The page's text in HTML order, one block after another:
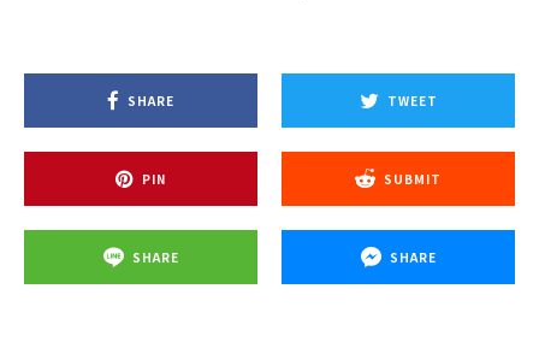
SHARE TWEET
PIN SUBMIT
SHARE SHARE